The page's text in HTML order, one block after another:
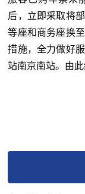
后，立即采取将
等座和商务座换
措施，全力做好
站南京南站。由